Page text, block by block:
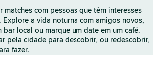
o
T
i
n
matches com pessoas que têm interesses
Explore a vida noturna com amigos novos,
bar local ou marque um date em um café.
pela cidade para descobrir, ou redescobrir,
fazer.